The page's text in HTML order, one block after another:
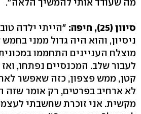
מה שעודד אותי להמשיך הלאה".
סיוון (25), חיפה:
ניסיון, והוא היה גדול ממני
מוצלח העניינים התחממו
לעבור שלב. המכנסיים נפתחו, ואז
קטן, ממש פצפון, כזה שאפשר
לא ארחיב בפרטים, רק אומר שזה
מקשית. אני זוכרת שחשבתי